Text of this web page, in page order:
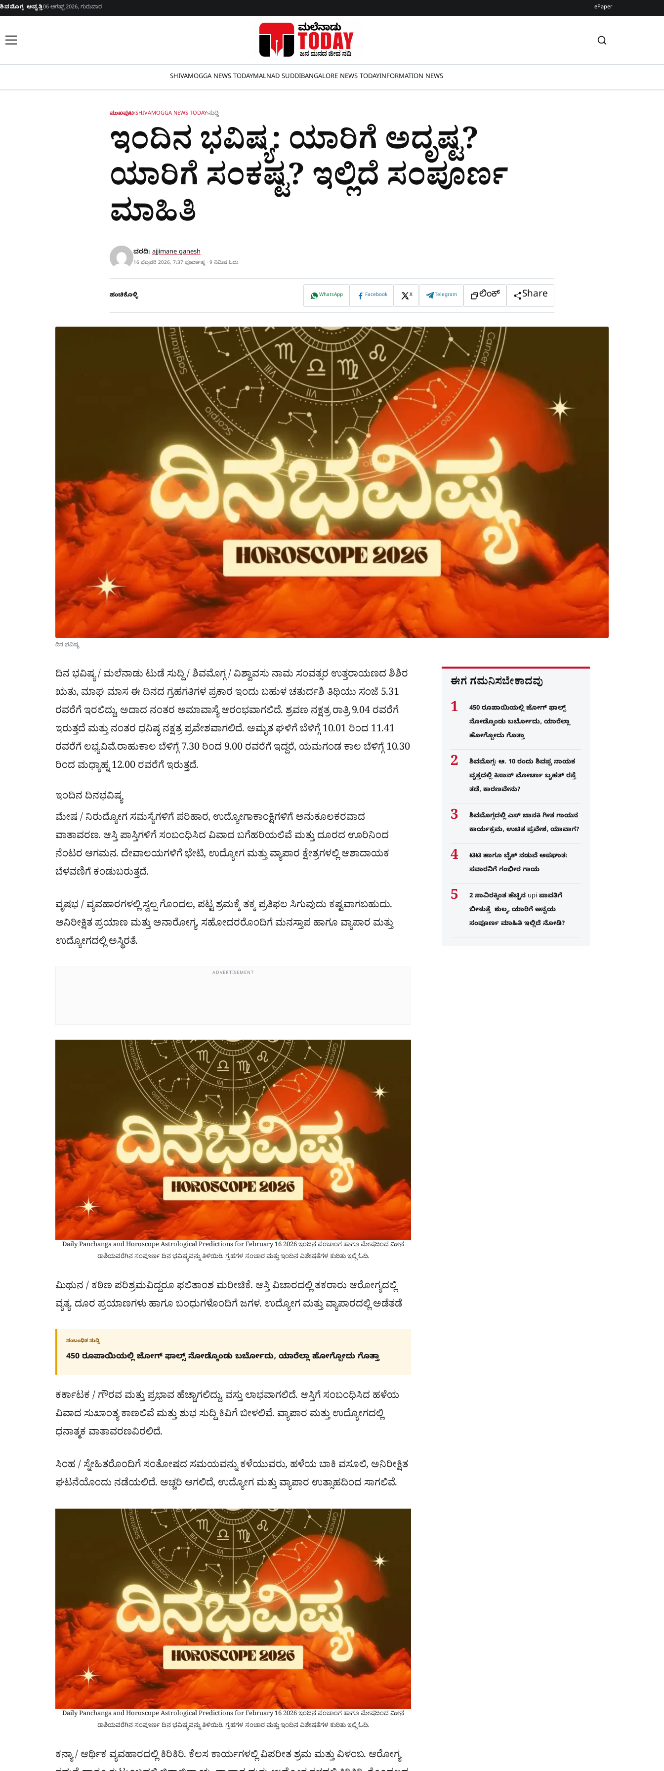
Skip to content
ಶಿವಮೊಗ್ಗ ಆವೃತ್ತಿ06 ಆಗಷ್ಟ್ 2026, ಗುರುವಾರ ePaper
SHIVAMOGGA NEWS TODAYMALNAD SUDDIBANGALORE NEWS TODAYINFORMATION NEWS
ಮುಖಪುಟ›SHIVAMOGGA NEWS TODAY›ಸುದ್ದಿ
ಇಂದಿನ ಭವಿಷ್ಯ: ಯಾರಿಗೆ ಅದೃಷ್ಟ?
ಯಾರಿಗೆ ಸಂಕಷ್ಟ? ಇಲ್ಲಿದೆ ಸಂಪೂರ್ಣ
ಮಾಹಿತಿ
ವರದಿ: ajjimane ganesh
16 ಫೆಬ್ರವರಿ 2026, 7:37 ಫೂರ್ವಾಹ್ನ · 9 ನಿಮಿಷ ಓದು
ಹಂಚಿಕೊಳ್ಳಿ WhatsApp Facebook X Telegram ಲಿಂಕ್ Share
ದಿನ ಭವಿಷ್ಯ
ದಿನ ಭವಿಷ್ಯ / ಮಲೆನಾಡು ಟುಡೆ ಸುದ್ದಿ / ಶಿವಮೊಗ್ಗ / ವಿಶ್ವಾವಸು ನಾಮ ಸಂವತ್ಸರ ಉತ್ತರಾಯಣದ ಶಿಶಿರ
ಋತು, ಮಾಘ ಮಾಸ ಈ ದಿನದ ಗ್ರಹಗತಿಗಳ ಪ್ರಕಾರ ಇಂದು ಬಹುಳ ಚತುರ್ದಶಿ ತಿಥಿಯು ಸಂಜೆ 5.31
ರವರೆಗೆ ಇರಲಿದ್ದು, ಅದಾದ ನಂತರ ಅಮಾವಾಸ್ಯೆ ಆರಂಭವಾಗಲಿದೆ. ಶ್ರವಣ ನಕ್ಷತ್ರ ರಾತ್ರಿ 9.04 ರವರೆಗೆ
ಇರುತ್ತದೆ ಮತ್ತು ನಂತರ ಧನಿಷ್ಠ ನಕ್ಷತ್ರ ಪ್ರವೇಶವಾಗಲಿದೆ. ಅಮೃತ ಘಳಿಗೆ ಬೆಳಿಗ್ಗೆ 10.01 ರಿಂದ 11.41
ರವರೆಗೆ ಲಭ್ಯವಿವೆ.ರಾಹುಕಾಲ ಬೆಳಿಗ್ಗೆ 7.30 ರಿಂದ 9.00 ರವರೆಗೆ ಇದ್ದರೆ, ಯಮಗಂಡ ಕಾಲ ಬೆಳಿಗ್ಗೆ 10.30
ರಿಂದ ಮಧ್ಯಾಹ್ನ 12.00 ರವರೆಗೆ ಇರುತ್ತದೆ.
ಇಂದಿನ ದಿನಭವಿಷ್ಯ
ಮೇಷ / ನಿರುದ್ಯೋಗ ಸಮಸ್ಯೆಗಳಿಗೆ ಪರಿಹಾರ, ಉದ್ಯೋಗಾಕಾಂಕ್ಷಿಗಳಿಗೆ ಅನುಕೂಲಕರವಾದ
ವಾತಾವರಣ. ಆಸ್ತಿ ಪಾಸ್ತಿಗಳಿಗೆ ಸಂಬಂಧಿಸಿದ ವಿವಾದ ಬಗೆಹರಿಯಲಿವೆ ಮತ್ತು ದೂರದ ಊರಿನಿಂದ
ನೆಂಟರ ಆಗಮನ. ದೇವಾಲಯಗಳಿಗೆ ಭೇಟಿ, ಉದ್ಯೋಗ ಮತ್ತು ವ್ಯಾಪಾರ ಕ್ಷೇತ್ರಗಳಲ್ಲಿ ಆಶಾದಾಯಕ
ಬೆಳವಣಿಗೆ ಕಂಡುಬರುತ್ತದೆ.
ವೃಷಭ / ವ್ಯವಹಾರಗಳಲ್ಲಿ ಸ್ವಲ್ಪ ಗೊಂದಲ, ಪಟ್ಟ ಶ್ರಮಕ್ಕೆ ತಕ್ಕ ಪ್ರತಿಫಲ ಸಿಗುವುದು ಕಷ್ಟವಾಗಬಹುದು.
ಅನಿರೀಕ್ಷಿತ ಪ್ರಯಾಣ ಮತ್ತು ಅನಾರೋಗ್ಯ. ಸಹೋದರರೊಂದಿಗೆ ಮನಸ್ತಾಪ ಹಾಗೂ ವ್ಯಾಪಾರ ಮತ್ತು
ಉದ್ಯೋಗದಲ್ಲಿ ಅಸ್ಥಿರತೆ.
ADVERTISEMENT
Daily Panchanga and Horoscope Astrological Predictions for February 16 2026 ಇಂದಿನ ಪಂಚಾಂಗ ಹಾಗೂ ಮೇಷದಿಂದ ಮೀನ
ರಾಶಿಯವರೆಗಿನ ಸಂಪೂರ್ಣ ದಿನ ಭವಿಷ್ಯವನ್ನು ತಿಳಿಯಿರಿ. ಗ್ರಹಗಳ ಸಂಚಾರ ಮತ್ತು ಇಂದಿನ ವಿಶೇಷತೆಗಳ ಕುರಿತು ಇಲ್ಲಿ ಓದಿ.
ಮಿಥುನ / ಕಠಿಣ ಪರಿಶ್ರಮವಿದ್ದರೂ ಫಲಿತಾಂಶ ಮರೀಚಿಕೆ. ಆಸ್ತಿ ವಿಚಾರದಲ್ಲಿ ತಕರಾರು ಆರೋಗ್ಯದಲ್ಲಿ
ವ್ಯತ್ಯ. ದೂರ ಪ್ರಯಾಣಗಳು ಹಾಗೂ ಬಂಧುಗಳೊಂದಿಗೆ ಜಗಳ. ಉದ್ಯೋಗ ಮತ್ತು ವ್ಯಾಪಾರದಲ್ಲಿ ಅಡೆತಡೆ
ಸಂಬಂಧಿತ ಸುದ್ದಿ
450 ರೂಪಾಯಿಯಲ್ಲಿ ಜೋಗ್​ ಫಾಲ್ಸ್​ ನೋಡ್ಕೊಂಡು ಬರ್ಬೋದು, ಯಾರೆಲ್ಲಾ ಹೋಗ್ಬೋದು ಗೊತ್ತಾ
ಕರ್ಕಾಟಕ / ಗೌರವ ಮತ್ತು ಪ್ರಭಾವ ಹೆಚ್ಚಾಗಲಿದ್ದು, ವಸ್ತು ಲಾಭವಾಗಲಿದೆ. ಆಸ್ತಿಗೆ ಸಂಬಂಧಿಸಿದ ಹಳೆಯ
ವಿವಾದ ಸುಖಾಂತ್ಯ ಕಾಣಲಿವೆ ಮತ್ತು ಶುಭ ಸುದ್ದಿ ಕಿವಿಗೆ ಬೀಳಲಿವೆ. ವ್ಯಾಪಾರ ಮತ್ತು ಉದ್ಯೋಗದಲ್ಲಿ
ಧನಾತ್ಮಕ ವಾತಾವರಣವಿರಲಿದೆ.
ಸಿಂಹ / ಸ್ನೇಹಿತರೊಂದಿಗೆ ಸಂತೋಷದ ಸಮಯವನ್ನು ಕಳೆಯುವರು, ಹಳೆಯ ಬಾಕಿ ವಸೂಲಿ, ಅನಿರೀಕ್ಷಿತ
ಘಟನೆಯೊಂದು ನಡೆಯಲಿದೆ. ಅಚ್ಚರಿ ಆಗಲಿದೆ, ಉದ್ಯೋಗ ಮತ್ತು ವ್ಯಾಪಾರ ಉತ್ಸಾಹದಿಂದ ಸಾಗಲಿವೆ.
Daily Panchanga and Horoscope Astrological Predictions for February 16 2026 ಇಂದಿನ ಪಂಚಾಂಗ ಹಾಗೂ ಮೇಷದಿಂದ ಮೀನ
ರಾಶಿಯವರೆಗಿನ ಸಂಪೂರ್ಣ ದಿನ ಭವಿಷ್ಯವನ್ನು ತಿಳಿಯಿರಿ. ಗ್ರಹಗಳ ಸಂಚಾರ ಮತ್ತು ಇಂದಿನ ವಿಶೇಷತೆಗಳ ಕುರಿತು ಇಲ್ಲಿ ಓದಿ.
ಕನ್ಯಾ / ಆರ್ಥಿಕ ವ್ಯವಹಾರದಲ್ಲಿ ಕಿರಿಕಿರಿ. ಕೆಲಸ ಕಾರ್ಯಗಳಲ್ಲಿ ವಿಪರೀತ ಶ್ರಮ ಮತ್ತು ವಿಳಂಬ. ಆರೋಗ್ಯ
ಈಗ ಗಮನಿಸಬೇಕಾದವು
450 ರೂಪಾಯಿಯಲ್ಲಿ ಜೋಗ್​ ಫಾಲ್ಸ್​
ನೋಡ್ಕೊಂಡು ಬರ್ಬೋದು, ಯಾರೆಲ್ಲಾ
ಹೋಗ್ಬೋದು ಗೊತ್ತಾ
ಶಿವಮೊಗ್ಗ: ಆ. 10 ರಂದು ಶಿವಪ್ಪ ನಾಯಕ
ವೃತ್ತದಲ್ಲಿ ಕಿಸಾನ್ ಮೋರ್ಚಾ ಬೃಹತ್ ರಸ್ತೆ
ತಡೆ, ಕಾರಣವೇನು?
ಶಿವಮೊಗ್ಗದಲ್ಲಿ ಎಸ್​ ಜಾನಕಿ ಗೀತ ಗಾಯನ
ಕಾರ್ಯಕ್ರಮ, ಉಚಿತ ಪ್ರವೇಶ, ಯಾವಾಗ?
ಟಿಟಿ ಹಾಗೂ ಬೈಕ್ ನಡುವೆ ಅಪಘಾತ:
ಸವಾರನಿಗೆ ಗಂಭೀರ ಗಾಯ
2 ಸಾವಿರಕ್ಕಿಂತ ಹೆಚ್ಚಿನ upi ಪಾವತಿಗೆ
ಬೀಳುತ್ತೆ ಶುಲ್ಕ, ಯಾರಿಗೆ ಅನ್ವಯ
ಸಂಪೂರ್ಣ ಮಾಹಿತಿ ಇಲ್ಲಿದೆ ನೋಡಿ?